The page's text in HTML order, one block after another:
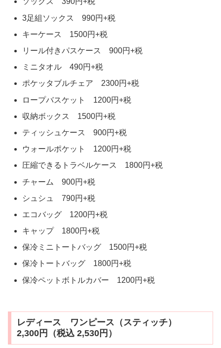
3足組ソックス 990円+税
キーケース 1500円+税
リール付きパスケース 900円+税
ミニタオル 490円+税
ポケッタブルチェア 2300円+税
ロープバスケット 1200円+税
収納ボックス 1500円+税
ティッシュケース 900円+税
ウォールポケット 1200円+税
圧縮できるトラベルケース 1800円+税
チャーム 900円+税
シュシュ 790円+税
エコバッグ 1200円+税
キャップ 1800円+税
保冷ミニトートバッグ 1500円+税
保冷トートバッグ 1800円+税
保冷ペットボトルカバー 1200円+税
レディース ワンピース（スティッチ）
2,300円（税込 2,530円）